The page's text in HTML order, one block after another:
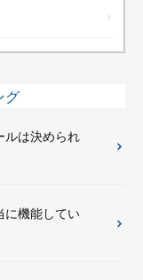
グ
ルは決められ
に機能してい